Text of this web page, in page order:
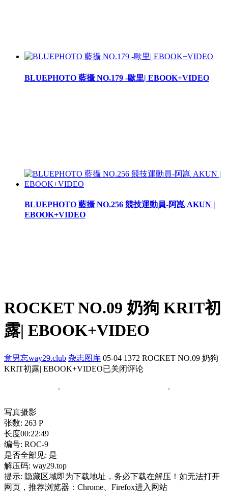
BLUEPHOTO 藍攝 NO.179 -歐里| EBOOK+VIDEO
BLUEPHOTO 藍攝 NO.256 競技運動員-阿崑 AKUN |
EBOOK+VIDEO
ROCKET NO.09 奶狗 KRIT初
露| EBOOK+VIDEO
意男忘way29.club 杂志图库 05-04 1372 ROCKET NO.09 奶狗
KRIT初露| EBOOK+VIDEO已关闭评论
写真摄影
张数: 263 P
长度00:22:49
编号: ROC-9
是否全部见: 是
解压码: way29.top
提示: 隐藏区域即为下载地址，务必下载在解压！如无法打开
网页，推荐浏览器：Chrome、Firefox进入网站